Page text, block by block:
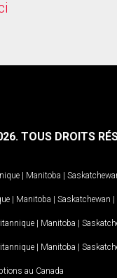
TOUS DROITS
| Manitoba |
| Manitoba | Saskatchewan |
| Manitoba |
| Manitoba |
au Canada